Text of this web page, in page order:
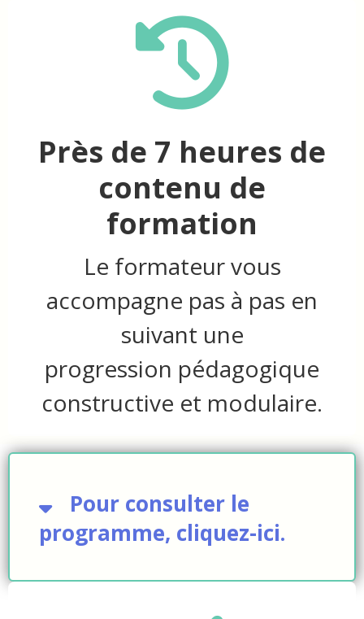
Près de 7 heures de
contenu de
formation
Le formateur vous
accompagne pas à pas en
suivant une
progression pédagogique
constructive et modulaire.
Pour consulter le
programme, cliquez-ici.